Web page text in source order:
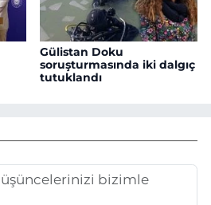
Gülistan Doku
soruşturmasında iki dalgıç
tutuklandı